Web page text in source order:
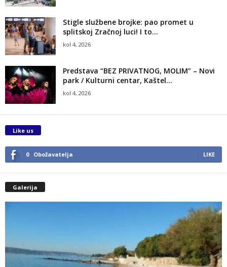
Stigle službene brojke: pao promet u
splitskoj Zračnoj luci! I to...
kol 4, 2026
Predstava “BEZ PRIVATNOG, MOLIM” – Novi
park / Kulturni centar, Kaštel...
kol 4, 2026
Like us
0 Obožavatelja LIKE
Galerija